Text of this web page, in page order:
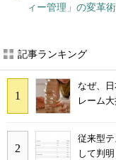
ィー管理」の変革術
記事ランキング
なぜ、
レーム
従来型
して判